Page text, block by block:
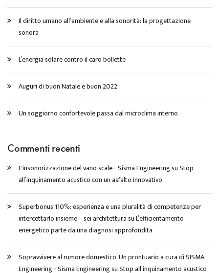
Il diritto umano all’ambiente e alla sonorità: la progettazione
sonora
L’energia solare contro il caro bollette
Auguri di buon Natale e buon 2022
Un soggiorno confortevole passa dal microclima interno
Commenti recenti
L'insonorizzazione del vano scale - Sisma EngineeringsuStop
all’inquinamento acustico con un asfalto innovativo
Superbonus 110%: esperienza e una pluralità di competenze per
intercettarlo insieme – sei architetturasuL’efficientamento
energetico parte da una diagnosi approfondita
Sopravvivere al rumore domestico. Un prontuario a cura di SISMA
Engineering - Sisma EngineeringsuStop all’inquinamento acustico